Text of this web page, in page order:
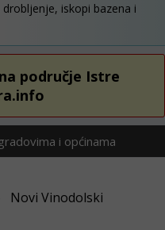
iskopi bazena i
područje Istre
i općinama
Novi Vinodolski